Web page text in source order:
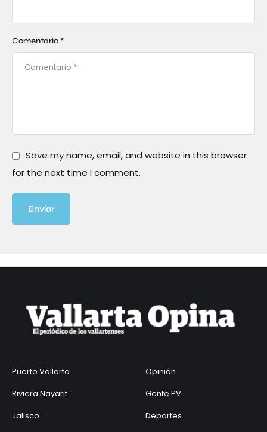
Comentario *
Save my name, email, and website in this browser
for the next time I comment.
Envíar
Puerto Vallarta
Riviera Nayarit
Jalisco
Opinión
Gente PV
Deportes